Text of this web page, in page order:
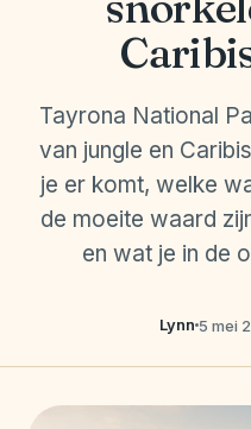
Tayrona National
van jungle en
je er komt, welke
de moeite waard
en wat je in de
Lynn 5 mei